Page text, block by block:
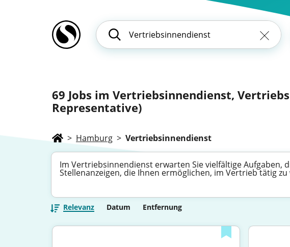
69 Jobs im Vertriebsinnendienst,
Representative)
> Hamburg > Vertriebsinnendienst
Im Vertriebsinnendienst erwarten Sie vielfältige Aufgaben,
Stellenanzeigen, die Ihnen ermöglichen, im Vertrieb tätig
Relevanz Datum Entfernung